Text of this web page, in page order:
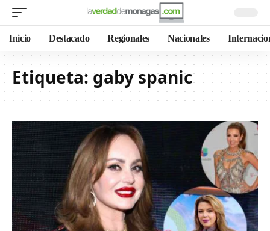
Inicio Destacado Regionales Nacionales
Etiqueta: gaby spanic